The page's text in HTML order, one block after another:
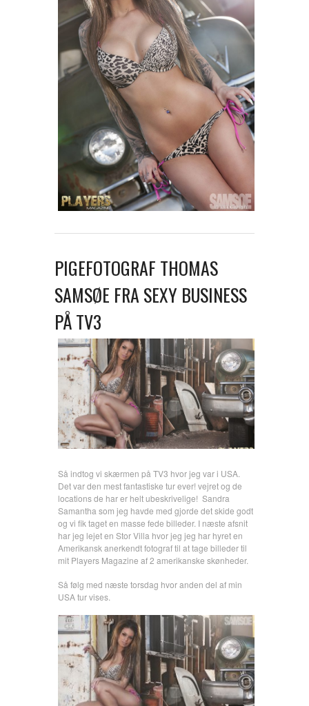
PIGEFOTOGRAF THOMAS
SAMSØE FRA SEXY BUSINESS
PÅ TV3
Så indtog vi skærmen på TV3 hvor jeg var i USA.
Det var den mest fantastiske tur ever! vejret og de
locations de har er helt ubeskrivelige! Sandra
Samantha som jeg havde med gjorde det skide godt
og vi fik taget en masse fede billeder. I næste afsnit
har jeg lejet en Stor Villa hvor jeg jeg har hyret en
Amerikansk anerkendt fotograf til at tage billeder til
mit Players Magazine af 2 amerikanske skønheder.
Så følg med næste torsdag hvor anden del af min
USA tur vises.